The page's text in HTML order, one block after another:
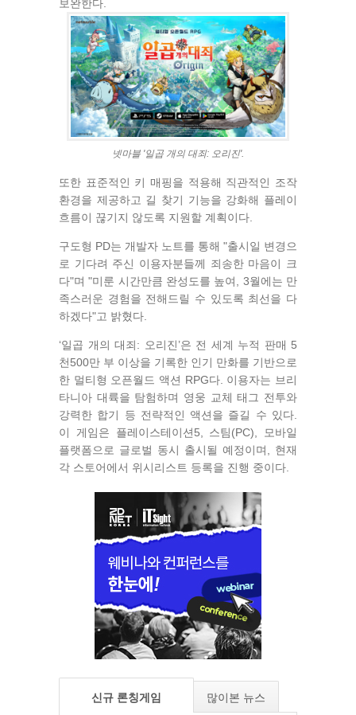
보완한다.
넷마블 '일곱 개의 대죄: 오리진'.
또한 표준적인 키 매핑을 적용해 직관적인 조작
환경을 제공하고 길 찾기 기능을 강화해 플레이
흐름이 끊기지 않도록 지원할 계획이다.
구도형 PD는 개발자 노트를 통해 "출시일 변경으
로 기다려 주신 이용자분들께 죄송한 마음이 크
다"며 "미룬 시간만큼 완성도를 높여, 3월에는 만
족스러운 경험을 전해드릴 수 있도록 최선을 다
하겠다"고 밝혔다.
‘일곱 개의 대죄: 오리진’은 전 세계 누적 판매 5
천500만 부 이상을 기록한 인기 만화를 기반으로
한 멀티형 오픈월드 액션 RPG다. 이용자는 브리
타니아 대륙을 탐험하며 영웅 교체 태그 전투와
강력한 합기 등 전략적인 액션을 즐길 수 있다.
이 게임은 플레이스테이션5, 스팀(PC), 모바일
플랫폼으로 글로벌 동시 출시될 예정이며, 현재
각 스토어에서 위시리스트 등록을 진행 중이다.
신규 론칭게임 많이본 뉴스